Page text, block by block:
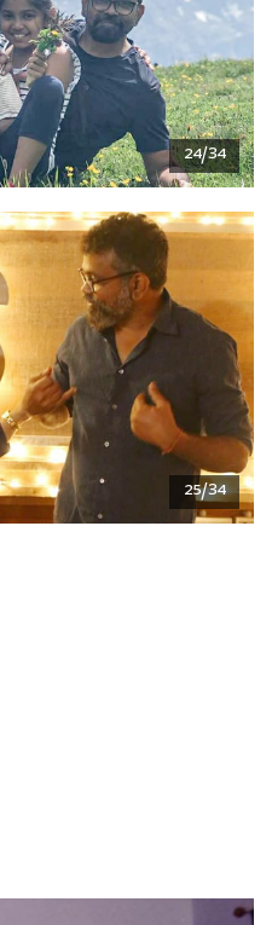
24/34
25/34